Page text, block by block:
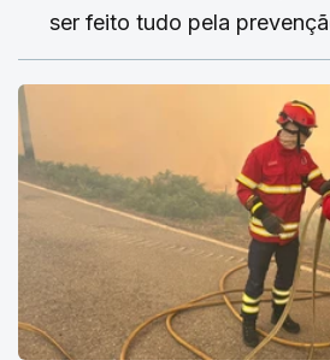
ser feito tudo pela